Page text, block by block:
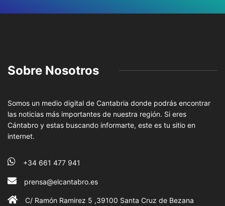
Sobre Nosotros
Somos un medio digital de Cantabria donde podrás encontrar
las noticias más importantes de nuestra región. Si eres
Cántabro y estas buscando informarte, este es tu sitio en
internet.
+34 661 477 941
prensa@elcantabro.es
C/ Ramón Ramirez 5 ,39100 Santa Cruz de Bezana